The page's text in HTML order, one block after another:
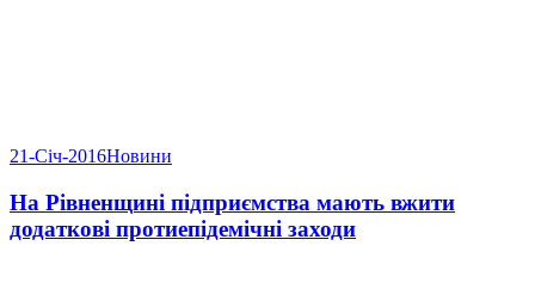
21-Січ-2016Новини
На Рівненщині підприємства мають вжити
додаткові протиепідемічні заходи